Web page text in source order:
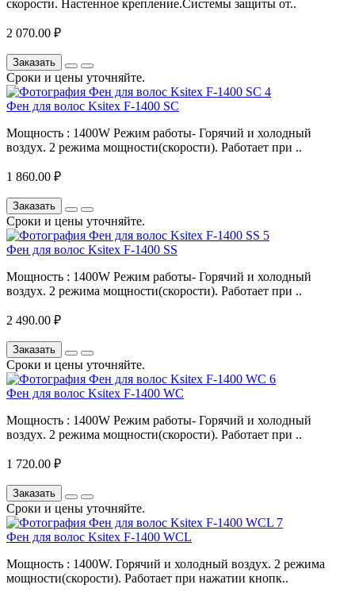
скорости. Настенное крепление.Системы защиты от..
2 070.00 ₽
Заказать
Сроки и цены уточняйте.
Фен для волос Ksitex F-1400 SC
Мощность : 1400W Режим работы- Горячий и холодный
воздух. 2 режима мощности(скорости). Работает при ..
1 860.00 ₽
Заказать
Сроки и цены уточняйте.
Фен для волос Ksitex F-1400 SS
Мощность : 1400W Режим работы- Горячий и холодный
воздух. 2 режима мощности(скорости). Работает при ..
2 490.00 ₽
Заказать
Сроки и цены уточняйте.
Фен для волос Ksitex F-1400 WC
Мощность : 1400W Режим работы- Горячий и холодный
воздух. 2 режима мощности(скорости). Работает при ..
1 720.00 ₽
Заказать
Сроки и цены уточняйте.
Фен для волос Ksitex F-1400 WCL
Мощность : 1400W. Горячий и холодный воздух. 2 режима
мощности(скорости). Работает при нажатии кнопк..